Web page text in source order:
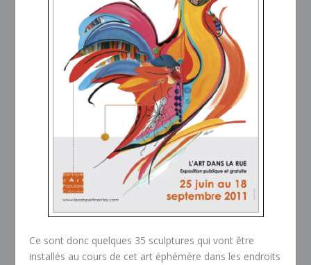
Ce sont donc quelques 35 sculptures qui vont être
installés au cours de cet art éphémère dans les endroits